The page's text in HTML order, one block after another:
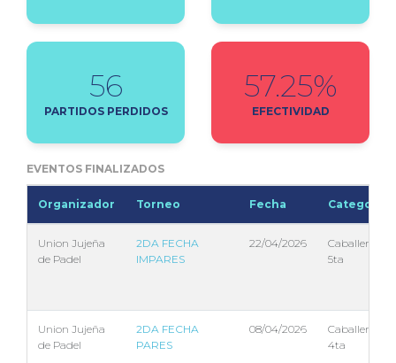
56
PARTIDOS PERDIDOS
57.25%
EFECTIVIDAD
EVENTOS FINALIZADOS
Organizador Torneo Fecha Categoria
Union Jujeña
de Padel
2DA FECHA
IMPARES
22/04/2026
Caballeros
5ta
Union Jujeña
de Padel
2DA FECHA
PARES
08/04/2026
Caballeros
4ta